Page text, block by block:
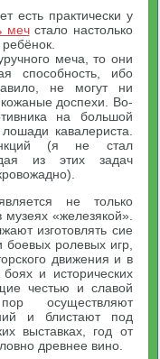
есть практически у
мечстало настолько
меча, то они
способность, ибо
не могут ни
доспехи. Во-
на большой
кавалериста.
(я не стал
из этих задач
не только
«железякой».
изготовлять сие
боевых ролевых игр,
движения и в
и исторических
честью и славой
осуществляют
и блистают под
выставках, год от
древнее вино.